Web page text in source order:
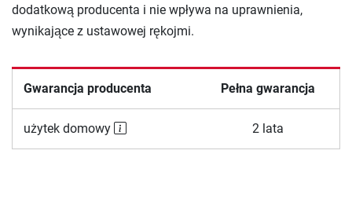
dodatkową producenta i nie wpływa na uprawnienia,
wynikające z ustawowej rękojmi.
Gwarancja producenta Pełna gwarancja
użytek domowy 2 lata